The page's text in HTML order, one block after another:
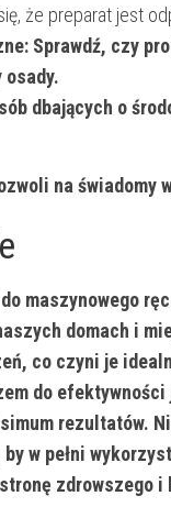
że preparat jest
Sprawdź, czy
osady.
dbających o
na świadomy
maszynowego
domach i
co czyni je
do
rezultatów.
w pełni
zdrowszego